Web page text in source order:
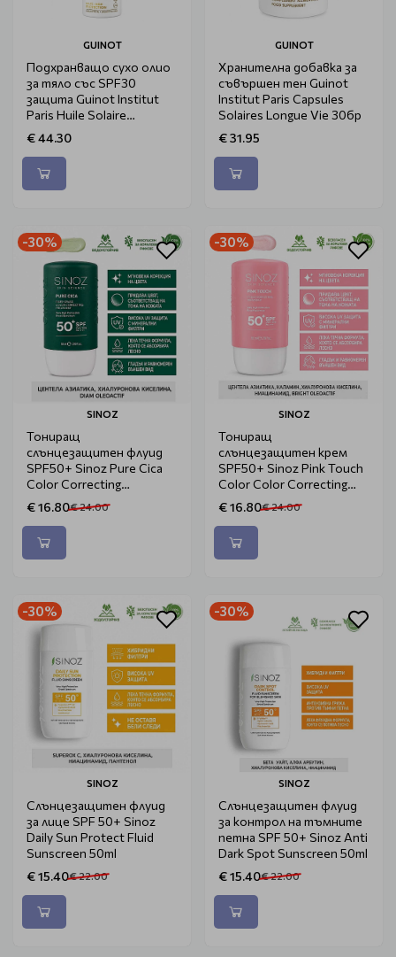
GUINOT
Подхранващо сухо олио
за тяло със SPF30
защита Guinot Institut
Paris Huile Solaire
Nutrizone SPF30 150ml
€ 44.30
GUINOT
Хранителна добавка за
съвършен тен Guinot
Institut Paris Capsules
Solaires Longue Vie 30бр
€ 31.95
-30%
SINOZ
Тониращ
слънцезащитен флуид
SPF50+ Sinoz Pure Cica
Color Correcting
Treatment 50ml
€ 16.80€ 24.00
-30%
SINOZ
Тониращ
слънцезащитен крем
SPF50+ Sinoz Pink Touch
Color Color Correcting
Treatment 50ml
€ 16.80€ 24.00
-30%
SINOZ
Слънцезащитен флуид
за лице SPF 50+ Sinoz
Daily Sun Protect Fluid
Sunscreen 50ml
€ 15.40€ 22.00
-30%
SINOZ
Слънцезащитен флуид
за контрол на тъмните
петна SPF 50+ Sinoz Anti
Dark Spot Sunscreen 50ml
€ 15.40€ 22.00